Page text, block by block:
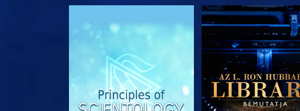
A SOROZAT RÉSZEI A SOROZAT RÉSZEI